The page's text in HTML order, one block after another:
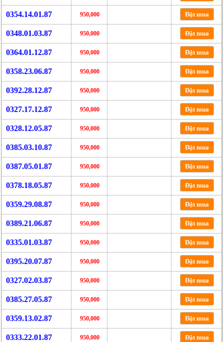
0354.14.01.87 950,000 Đặt mua
0348.01.03.87 950,000 Đặt mua
0364.01.12.87 950,000 Đặt mua
0358.23.06.87 950,000 Đặt mua
0392.28.12.87 950,000 Đặt mua
0327.17.12.87 950,000 Đặt mua
0328.12.05.87 950,000 Đặt mua
0385.03.10.87 950,000 Đặt mua
0387.05.01.87 950,000 Đặt mua
0378.18.05.87 950,000 Đặt mua
0359.29.08.87 950,000 Đặt mua
0389.21.06.87 950,000 Đặt mua
0335.01.03.87 950,000 Đặt mua
0395.20.07.87 950,000 Đặt mua
0327.02.03.87 950,000 Đặt mua
0385.27.05.87 950,000 Đặt mua
0359.13.02.87 950,000 Đặt mua
0333.22.01.87 950,000 Đặt mua